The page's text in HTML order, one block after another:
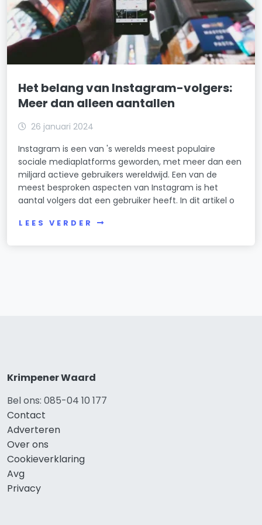
Het belang van Instagram-volgers:
Meer dan alleen aantallen
26 januari 2024
Instagram is een van 's werelds meest populaire
sociale mediaplatforms geworden, met meer dan een
miljard actieve gebruikers wereldwijd. Een van de
meest besproken aspecten van Instagram is het
aantal volgers dat een gebruiker heeft. In dit artikel o
LEES VERDER
Krimpener Waard
Bel ons: 085-04 10 177
Contact
Adverteren
Over ons
Cookieverklaring
Avg
Privacy